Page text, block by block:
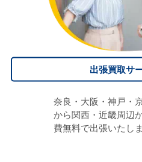
出張買取サ
奈良・大阪・神戸・
から関西・近畿周辺
費無料で出張いたしま